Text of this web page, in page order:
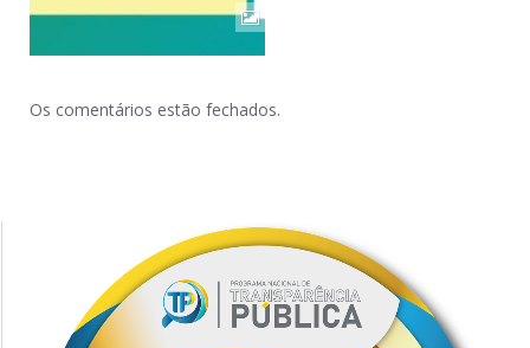
Os comentários estão fechados.